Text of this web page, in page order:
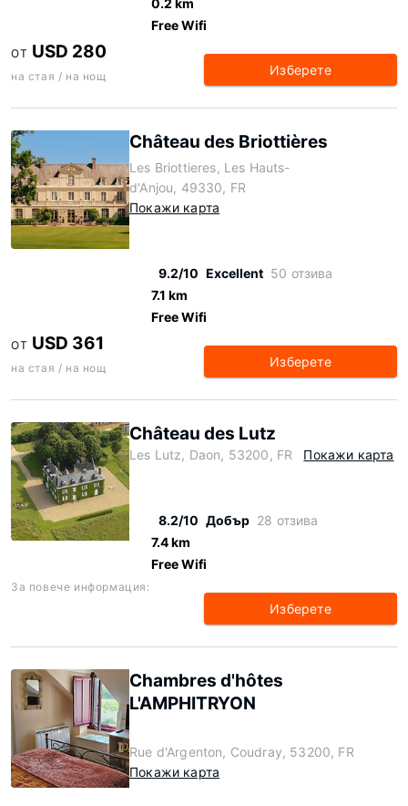
0.2 km
Free Wifi
ОТ USD 280
на стая / на нощ Изберете
Château des Briottières
Les Briottieres, Les Hauts-
d'Anjou, 49330, FR
Покажи карта
9.2/10 Excellent 50 отзива
7.1 km
Free Wifi
ОТ USD 361
на стая / на нощ Изберете
Château des Lutz
Les Lutz, Daon, 53200, FR Покажи карта
8.2/10 Добър 28 отзива
7.4 km
Free Wifi
За повече информация:
Изберете
Chambres d'hôtes
L'AMPHITRYON
Rue d'Argenton, Coudray, 53200, FR
Покажи карта